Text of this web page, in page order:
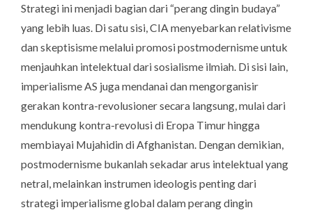
Strategi ini menjadi bagian dari “perang dingin budaya”
yang lebih luas. Di satu sisi, CIA menyebarkan relativisme
dan skeptisisme melalui promosi postmodernisme untuk
menjauhkan intelektual dari sosialisme ilmiah. Di sisi lain,
imperialisme AS juga mendanai dan mengorganisir
gerakan kontra-revolusioner secara langsung, mulai dari
mendukung kontra-revolusi di Eropa Timur hingga
membiayai Mujahidin di Afghanistan. Dengan demikian,
postmodernisme bukanlah sekadar arus intelektual yang
netral, melainkan instrumen ideologis penting dari
strategi imperialisme global dalam perang dingin